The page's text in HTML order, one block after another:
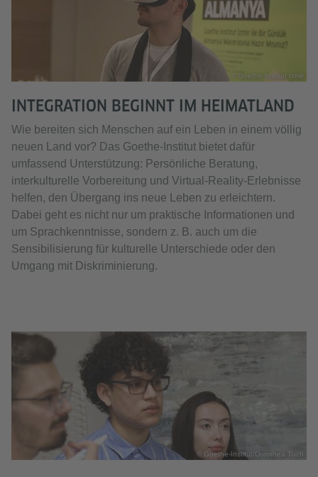
© Goethe-Institut Izmir
INTEGRATION BEGINNT IM HEIMATLAND
Wie bereiten sich Menschen auf ein Leben in einem völlig
neuen Land vor? Das Goethe-Institut bietet dafür
umfassend Unterstützung: Persönliche Beratung,
interkulturelle Vorbereitung und Virtual-Reality-Erlebnisse
helfen, den Übergang ins neue Leben zu erleichtern.
Dabei geht es nicht nur um praktische Informationen und
um Sprachkenntnisse, sondern z. B. auch um die
Sensibilisierung für kulturelle Unterschiede oder den
Umgang mit Diskriminierung.
© Goethe-Institut/Dorothea Tuch